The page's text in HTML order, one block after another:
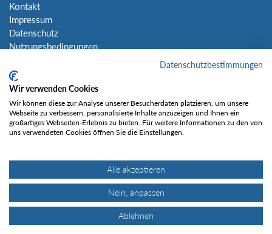
Kontakt
Impressum
Datenschutz
Nutzungsbedingungen
Social Media
Gefällt mir
Datenschutzbestimmungen
Wir verwenden Cookies
Wir können diese zur Analyse unserer Besucherdaten platzieren, um unsere
Webseite zu verbessern, personalisierte Inhalte anzuzeigen und Ihnen ein
großartiges Webseiten-Erlebnis zu bieten. Für weitere Informationen zu den von
uns verwendeten Cookies öffnen Sie die Einstellungen.
Alle akzeptieren
Nein, anpassen
Ablehnen